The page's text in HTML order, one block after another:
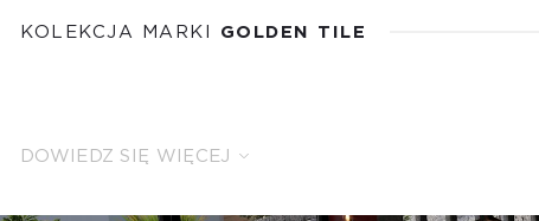
KOLEKCJA MARKI GOLDEN TILE
DOWIEDZ SIĘ WIĘCEJ